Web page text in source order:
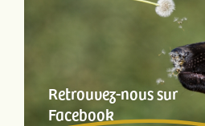
Retrouvez-nous sur
Facebook